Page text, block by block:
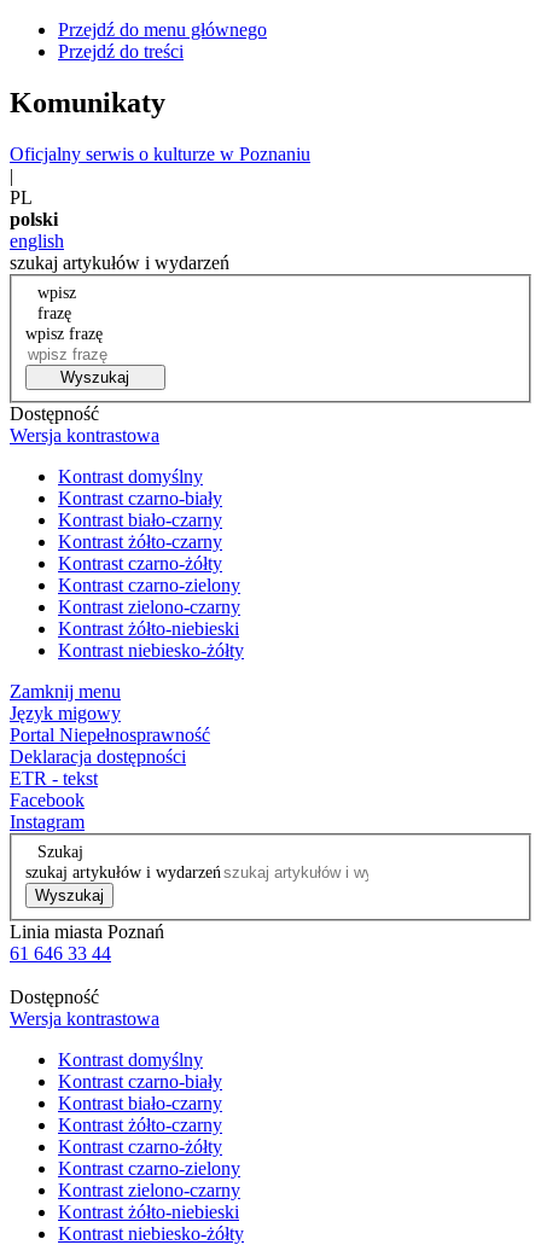
Przejdź do menu głównego
Przejdź do treści
Komunikaty
Oficjalny serwis o kulturze w Poznaniu
|
PL
polski
english
szukaj artykułów i wydarzeń
wpisz
frazę
wpisz frazę
Wyszukaj
Dostępność
Wersja kontrastowa
Kontrast domyślny
Kontrast czarno-biały
Kontrast biało-czarny
Kontrast żółto-czarny
Kontrast czarno-żółty
Kontrast czarno-zielony
Kontrast zielono-czarny
Kontrast żółto-niebieski
Kontrast niebiesko-żółty
Zamknij menu
Język migowy
Portal Niepełnosprawność
Deklaracja dostępności
ETR - tekst
Facebook
Instagram
Szukaj
szukaj artykułów i wydarzeń
Wyszukaj
Linia miasta Poznań
61 646 33 44
Dostępność
Wersja kontrastowa
Kontrast domyślny
Kontrast czarno-biały
Kontrast biało-czarny
Kontrast żółto-czarny
Kontrast czarno-żółty
Kontrast czarno-zielony
Kontrast zielono-czarny
Kontrast żółto-niebieski
Kontrast niebiesko-żółty